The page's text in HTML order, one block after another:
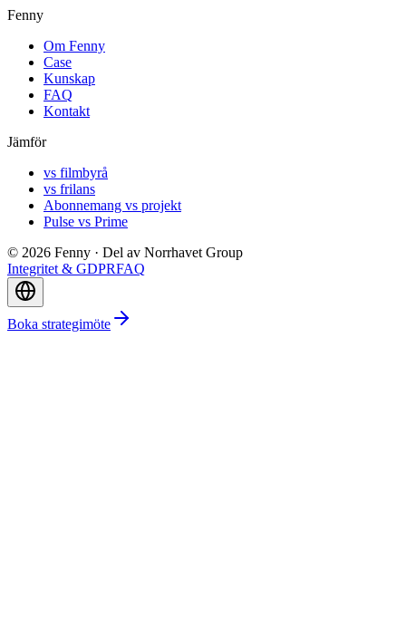
Fenny
Om Fenny
Case
Kunskap
FAQ
Kontakt
Jämför
vs filmbyrå
vs frilans
Abonnemang vs projekt
Pulse vs Prime
© 2026 Fenny · Del av Norrhavet Group
Integritet & GDPRFAQ
Boka strategimöte